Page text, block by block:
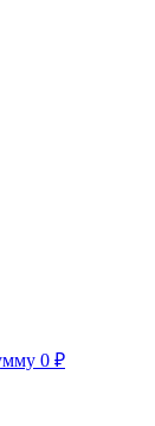
0 ₽